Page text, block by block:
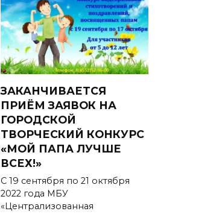
ЗАКАНЧИВАЕТСЯ
ПРИЁМ ЗАЯВОК НА
ГОРОДСКОЙ
ТВОРЧЕСКИЙ КОНКУРС
«МОЙ ПАПА ЛУЧШЕ
ВСЕХ!»
С 19 сентября по 21 октября
2022 года МБУ
«Централизованная